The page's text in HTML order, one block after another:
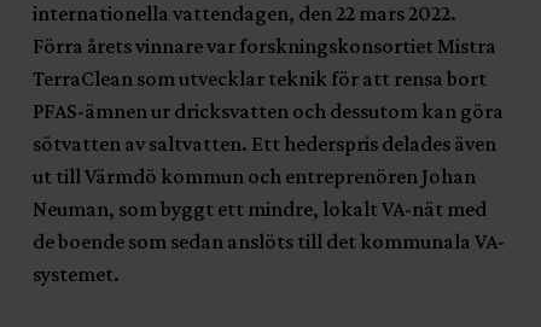
internationella vattendagen, den 22 mars 2022.
Förra årets vinnare var forskningskonsortiet Mistra
TerraClean som utvecklar teknik för att rensa bort
PFAS-ämnen ur dricksvatten och dessutom kan göra
sötvatten av saltvatten. Ett hederspris delades även
ut till Värmdö kommun och entreprenören Johan
Neuman, som byggt ett mindre, lokalt VA-nät med
de boende som sedan anslöts till det kommunala VA-
systemet.